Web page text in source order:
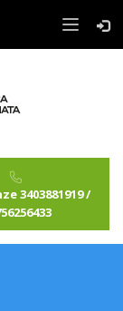
3403881919 /